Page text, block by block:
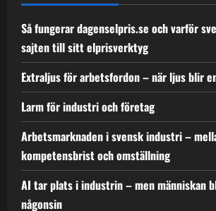
Så fungerar dagenselpris.se och varför
sajten till sitt elprisverktyg
Extraljus för arbetsfordon – när ljus blir
Larm för industri och företag
Arbetsmarknaden i svensk industri –
kompetensbrist och omställning
AI tar plats i industrin – men människan
någonsin